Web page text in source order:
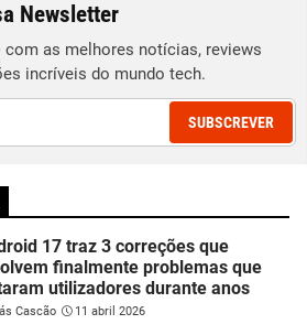
Newsletter
com as melhores notícias, reviews
incríveis do mundo tech.
SUBSCREVER
17 traz 3 correções que
finalmente problemas que
utilizadores durante anos
Cascão 11 abril 2026